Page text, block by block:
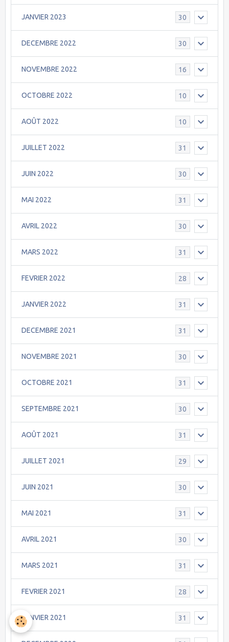
JANVIER 2023 30
DECEMBRE 2022 30
NOVEMBRE 2022 16
OCTOBRE 2022 10
AOÛT 2022 10
JUILLET 2022 31
JUIN 2022 30
MAI 2022 31
AVRIL 2022 30
MARS 2022 31
FEVRIER 2022 28
JANVIER 2022 31
DECEMBRE 2021 31
NOVEMBRE 2021 30
OCTOBRE 2021 31
SEPTEMBRE 2021 30
AOÛT 2021 31
JUILLET 2021 29
JUIN 2021 30
MAI 2021 31
AVRIL 2021 30
MARS 2021 31
FEVRIER 2021 28
JANVIER 2021 31